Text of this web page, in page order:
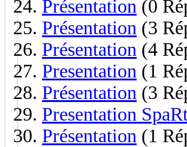
Présentation (0
Présentation (3
Présentation (4
Presentation (1
Présentation (3
Presentation
Présentation (1